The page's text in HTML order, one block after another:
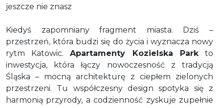
jeszcze nie znasz
Kiedyś zapomniany fragment miasta. Dziś –
przestrzeń, która budzi się do życia i wyznacza nowy
rytm Katowic.Apartamenty Kozielska Parkto
inwestycja, która łączy nowoczesność z tradycją
Śląska – mocną architekturę z ciepłem zielonych
przestrzeni. Tu współczesny design spotyka się z
harmonią przyrody, a codzienność zyskuje zupełnie